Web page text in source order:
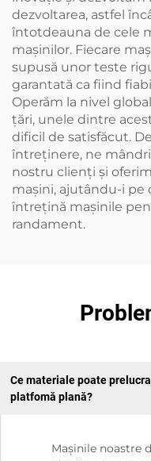
dezvoltarea, astfel
întotdeauna de cele
mașinilor. Fiecare
supusă unor teste
garantată ca fiind
Operăm la nivel
țări, unele dintre
dificil de satisfăcut.
întreținere, ne
nostru clienți și
mașini, ajutându-i pe
întrețină mașinile
randament.
Ce materiale poate
platfomă plană?
Mașinile noastre